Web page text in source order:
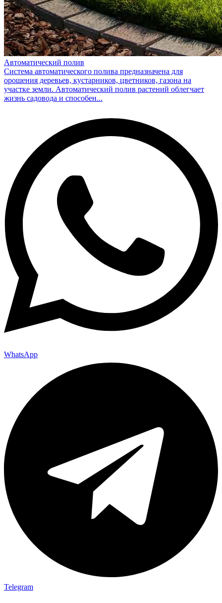
Автоматический полив
Система автоматического полива предназначена для
орошения деревьев, кустарников, цветников, газона на
участке земли. Автоматический полив растений облегчает
жизнь садовода и способен...
WhatsApp
Telegram